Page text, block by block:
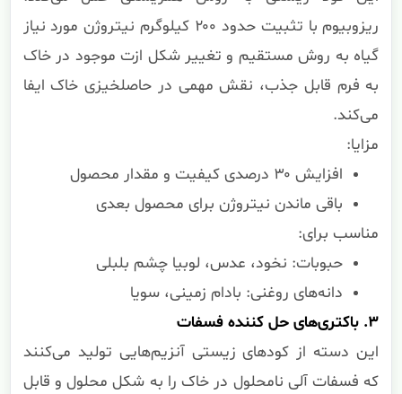
ریزوبیوم با تثبیت حدود ۲۰۰ کیلوگرم نیتروژن مورد نیاز
گیاه به روش مستقیم و تغییر شکل ازت موجود در خاک
به فرم قابل جذب، نقش مهمی در حاصلخیزی خاک ایفا
می‌کند.
مزایا:
افزایش ۳۰ درصدی کیفیت و مقدار محصول
باقی ماندن نیتروژن برای محصول بعدی
مناسب برای:
حبوبات: نخود، عدس، لوبیا چشم بلبلی
دانه‌های روغنی: بادام زمینی، سویا
۳. باکتری‌های حل کننده فسفات
این دسته از کودهای زیستی آنزیم‌هایی تولید می‌کنند
که فسفات آلی نامحلول در خاک را به شکل محلول و قابل